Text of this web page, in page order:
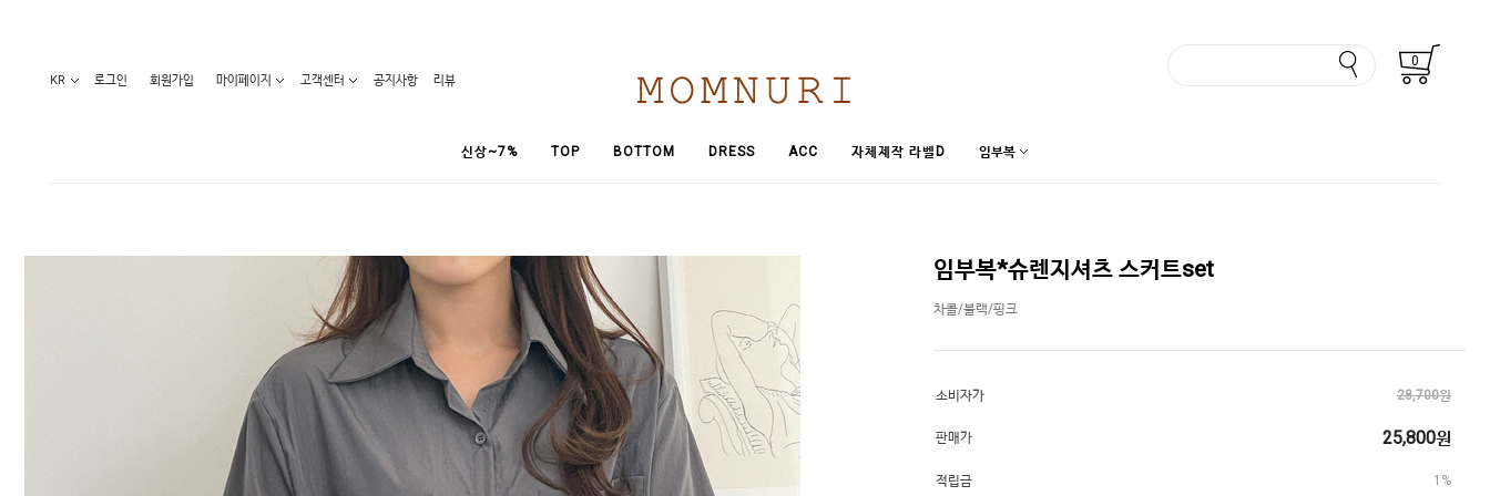
0
KR 로그인 회원가입 마이페이지 고객센터 공지사항 리뷰
신상~7% TOP BOTTOM DRESS ACC 자체제작 라벨D 임부복
블라우스/니트
티/나시
아우터
임산부하의
레깅스/스타킹
수유복
코디아이템
특가상품
홈웨어
요가복
수영복
임부복*슈렌지셔츠 스커트set
차콜/블랙/핑크
소비자가 28,700원
판매가 25,800원
적립금 1%